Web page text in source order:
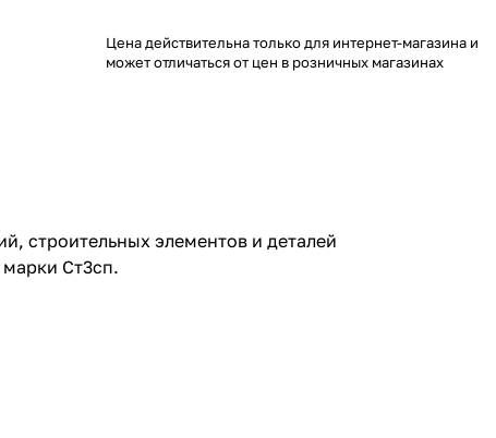
Цена действительна только для интернет-магазина и
может отличаться от цен в розничных магазинах
строительных элементов и деталей
марки Ст3сп.